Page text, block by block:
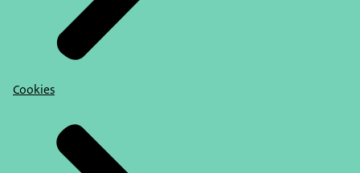
Cookies